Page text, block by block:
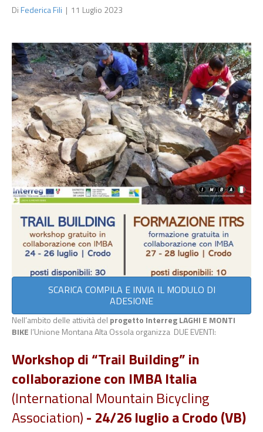
DiFederica Fili | 11 Luglio 2023
SCARICA COMPILA E INVIA IL MODULO DI
ADESIONE
Nell’ambito delle attività del progetto Interreg LAGHI E MONTI
BIKE l’Unione Montana Alta Ossolaorganizza DUE EVENTI:
Workshopdi“Trail Building”in
collaborazionecon IMBAItalia
(International Mountain Bicycling
Association)- 24/26 luglio a Crodo (VB)